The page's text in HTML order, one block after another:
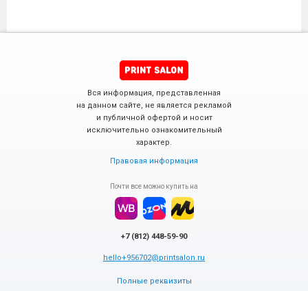
Вся информация, представленная
на данном сайте, не является рекламой
и публичной офертой и носит
исключительно ознакомительный
характер.
Правовая информация
Почти все можно купить на
+7 (812) 448-59-90
hello+956702@printsalon.ru
Полные реквизиты